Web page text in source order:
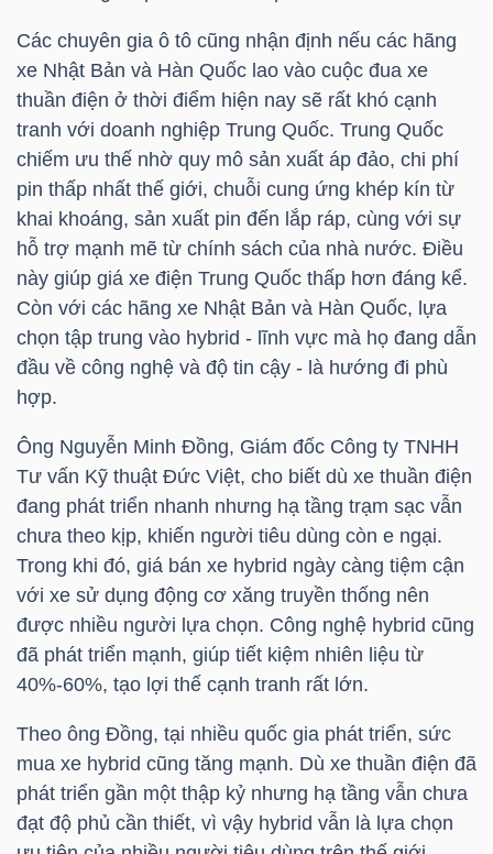
Các chuyên gia ô tô cũng nhận định nếu các hãng
xe Nhật Bản và Hàn Quốc lao vào cuộc đua xe
thuần điện ở thời điểm hiện nay sẽ rất khó cạnh
tranh với doanh nghiệp Trung Quốc. Trung Quốc
chiếm ưu thế nhờ quy mô sản xuất áp đảo, chi phí
pin thấp nhất thế giới, chuỗi cung ứng khép kín từ
khai khoáng, sản xuất pin đến lắp ráp, cùng với sự
hỗ trợ mạnh mẽ từ chính sách của nhà nước. Điều
này giúp giá xe điện Trung Quốc thấp hơn đáng kể.
Còn với các hãng xe Nhật Bản và Hàn Quốc, lựa
chọn tập trung vào hybrid - lĩnh vực mà họ đang dẫn
đầu về công nghệ và độ tin cậy - là hướng đi phù
hợp.
Ông Nguyễn Minh Đồng, Giám đốc Công ty TNHH
Tư vấn Kỹ thuật Đức Việt, cho biết dù xe thuần điện
đang phát triển nhanh nhưng hạ tầng trạm sạc vẫn
chưa theo kịp, khiến người tiêu dùng còn e ngại.
Trong khi đó, giá bán xe hybrid ngày càng tiệm cận
với xe sử dụng động cơ xăng truyền thống nên
được nhiều người lựa chọn. Công nghệ hybrid cũng
đã phát triển mạnh, giúp tiết kiệm nhiên liệu từ
40%-60%, tạo lợi thế cạnh tranh rất lớn.
Theo ông Đồng, tại nhiều quốc gia phát triển, sức
mua xe hybrid cũng tăng mạnh. Dù xe thuần điện đã
phát triển gần một thập kỷ nhưng hạ tầng vẫn chưa
đạt độ phủ cần thiết, vì vậy hybrid vẫn là lựa chọn
THIẾT
CHĂM
SÓC
KHỎE
TÀI
CHÍNH
CÔNG
NGHỆ
THÔNG